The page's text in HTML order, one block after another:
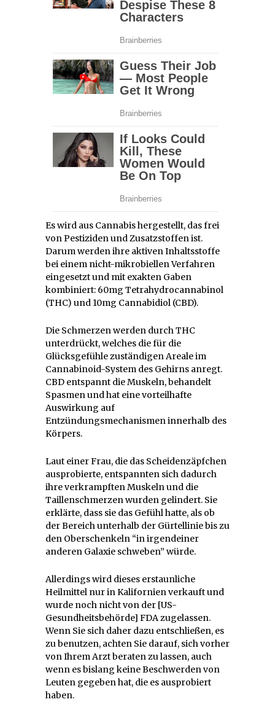
Es wird aus Cannabis hergestellt, das frei
von Pestiziden und Zusatzstoffen ist.
Darum werden ihre aktiven Inhaltsstoffe
bei einem nicht-mikrobiellen Verfahren
eingesetzt und mit exakten Gaben
kombiniert: 60mg Tetrahydrocannabinol
(THC) und 10mg Cannabidiol (CBD).
Die Schmerzen werden durch THC
unterdrückt, welches die für die
Glücksgefühle zuständigen Areale im
Cannabinoid-System des Gehirns anregt.
CBD entspannt die Muskeln, behandelt
Spasmen und hat eine vorteilhafte
Auswirkung auf
Entzündungsmechanismen innerhalb des
Körpers.
Laut einer Frau, die das Scheidenzäpfchen
ausprobierte, entspannten sich dadurch
ihre verkrampften Muskeln und die
Taillenschmerzen wurden gelindert. Sie
erklärte, dass sie das Gefühl hatte, als ob
der Bereich unterhalb der Gürtellinie bis zu
den Oberschenkeln “in irgendeiner
anderen Galaxie schweben” würde.
Allerdings wird dieses erstaunliche
Heilmittel nur in Kalifornien verkauft und
wurde noch nicht von der [US-
Gesundheitsbehörde] FDA zugelassen.
Wenn Sie sich daher dazu entschließen, es
zu benutzen, achten Sie darauf, sich vorher
von Ihrem Arzt beraten zu lassen, auch
wenn es bislang keine Beschwerden von
Leuten gegeben hat, die es ausprobiert
haben.